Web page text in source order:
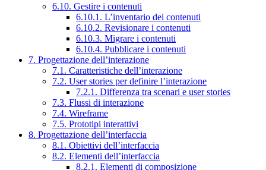
6.10. Gestire i contenuti
6.10.1. L’inventario dei contenuti
6.10.2. Revisionare i contenuti
6.10.3. Migrare i contenuti
6.10.4. Pubblicare i contenuti
7. Progettazione dell’interazione
7.1. Caratteristiche dell’interazione
7.2. User stories per definire l’interazione
7.2.1. Differenza tra scenari e user stories
7.3. Flussi di interazione
7.4. Wireframe
7.5. Prototipi interattivi
8. Progettazione dell’interfaccia
8.1. Obiettivi dell’interfaccia
8.2. Elementi dell’interfaccia
8.2.1. Elementi di composizione